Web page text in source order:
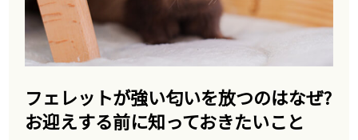
フェレットが強い匂いを放つのはなぜ?
お迎えする前に知っておきたいこと